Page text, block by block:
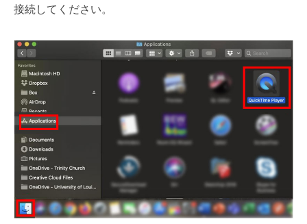
接続してください。